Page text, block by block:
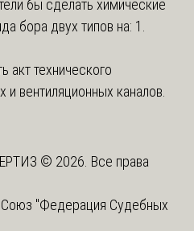
бы сделать химические
бора двух типов на: 1.
акт технического
вентиляционных каналов.
© 2026. Все права
Союз "Федерация Судебных